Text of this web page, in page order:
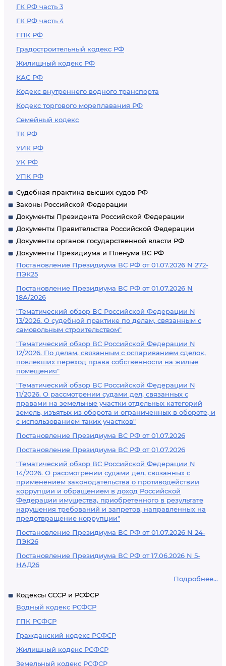
ГК РФ часть 3
ГК РФ часть 4
ГПК РФ
Градостроительный кодекс РФ
Жилищный кодекс РФ
КАС РФ
Кодекс внутреннего водного транспорта
Кодекс торгового мореплавания РФ
Семейный кодекс
ТК РФ
УИК РФ
УК РФ
УПК РФ
Судебная практика высших судов РФ
Законы Российской Федерации
Документы Президента Российской Федерации
Документы Правительства Российской Федерации
Документы органов государственной власти РФ
Документы Президиума и Пленума ВС РФ
Постановление Президиума ВС РФ от 01.07.2026 N 272-
ПЭК25
Постановление Президиума ВС РФ от 01.07.2026 N
18А/2026
"Тематический обзор ВС Российской Федерации N
13/2026. О судебной практике по делам, связанным с
самовольным строительством"
"Тематический обзор ВС Российской Федерации N
12/2026. По делам, связанным с оспариванием сделок,
повлекших переход права собственности на жилые
помещения"
"Тематический обзор ВС Российской Федерации N
11/2026. О рассмотрении судами дел, связанных с
правами на земельные участки отдельных категорий
земель, изъятых из оборота и ограниченных в обороте, и
с использованием таких участков"
Постановление Президиума ВС РФ от 01.07.2026
Постановление Президиума ВС РФ от 01.07.2026
"Тематический обзор ВС Российской Федерации N
14/2026. О рассмотрении судами дел, связанных с
применением законодательства о противодействии
коррупции и обращением в доход Российской
Федерации имущества, приобретенного в результате
нарушения требований и запретов, направленных на
предотвращение коррупции"
Постановление Президиума ВС РФ от 01.07.2026 N 24-
ПЭК26
Постановление Президиума ВС РФ от 17.06.2026 N 5-
НАД26
Подробнее...
Кодексы СССР и РСФСР
Водный кодекс РСФСР
ГПК РСФСР
Гражданский кодекс РСФСР
Жилищный кодекс РСФСР
Земельный кодекс РСФСР